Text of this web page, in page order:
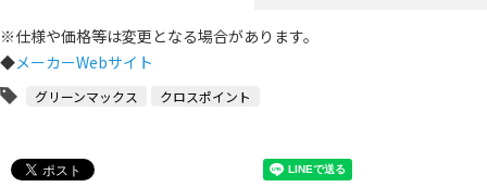
※仕様や価格等は変更となる場合があります。
◆メーカーWebサイト
グリーンマックス クロスポイント